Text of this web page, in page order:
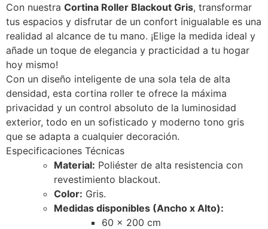
Con nuestra Cortina Roller Blackout Gris, transformar
tus espacios y disfrutar de un confort inigualable es una
realidad al alcance de tu mano. ¡Elige la medida ideal y
añade un toque de elegancia y practicidad a tu hogar
hoy mismo!
Con un diseño inteligente de una sola tela de alta
densidad, esta cortina roller te ofrece la máxima
privacidad y un control absoluto de la luminosidad
exterior, todo en un sofisticado y moderno tono gris
que se adapta a cualquier decoración.
Especificaciones Técnicas
Material: Poliéster de alta resistencia con
revestimiento blackout.
Color: Gris.
Medidas disponibles (Ancho x Alto):
60 x 200 cm